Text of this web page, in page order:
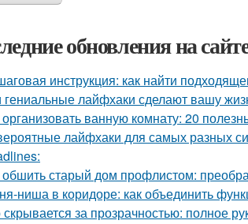
обновления на
инструкция: как найти
гениальные лайфхаки сделают вашу
организовать ванную комнату: 20
лайфхаки для самых разных
обшить старый дом профлистом:
ниша в коридоре: как объединить
скрывается за прозрачностью: полное